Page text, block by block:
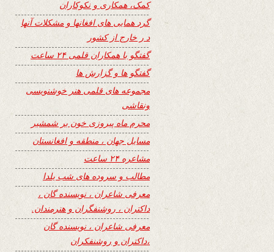
کمک، همکاری و نکوکاران
گرد همایی های افغانها و مشکلات آنها
د ر خارج از کشور
گفتگو با همکاران قلمی ۲۴ ساعت
گفتگو ها و گزارش ها
مجموعه های قلمی هنر خوشنویسی
ونقاشی
محرم ماه پیروزی خون بر شمشیر
مسایل جهان ، منطقه و افغانستان
مشاعره ۲۴ ساعت
مطالب و سروده های شب یلدا
معرفی شاعران ، نویسنده گان ،
داکتران ، روشنفگران و هنرمندان.
معرفی شاعران ، نویسنده گان
،داکتران و روشنفکران